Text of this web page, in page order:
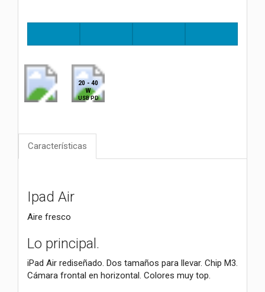
20 - 40
W
USB PD
Características
Ipad Air
Aire fresco
Lo principal.
iPad Air rediseñado. Dos tamaños para llevar. Chip M3.
Cámara frontal en horizontal. Colores muy top.